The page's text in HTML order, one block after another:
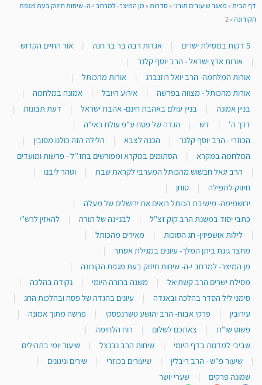
דף הבית»מאגר שיעורים תורני»סדרות»מן המיצר- למרחב י-ה- שיחות חיזוק בעת מגפת
הקורונה»
2
5 דקות במסילת ישרים | אגדות רבה בר בר חנה |
אור החיים הקדוש
|
אורות ארץ ישראל - הרב יוסף קלנר
|
אורות המלחמה- הרב יואל רוזנברג
| אורות מהכותל
|
אורות מהכותל - מצווה בפרשה
| אירוע היובל | אמונה במלחמה
|
בניין אמונה
| בניין עולם באהבת חינם- אהבת ישראל | דעת תבונות
|
דרך ה'
| דש | הגדה של פסח ע"פ עולת ראי"ה
|
הכוזרי - הרב יוסף קלנר
| הכנה לצבא | הלילה הזה כולנו מסובין
|
המלחמה במקרא
|
הסתומים במקרא ומפורשים בחז''ל - פרשות ומועדים
|
הרב יגאל חבשוש מהכותל המערבי לקראת שבת | וטהר ליבנו
|
חיזוק לתפילה
| טוחן
|
ירושמימה- מישיבת הכותל רואים את ירושלים של מעלה
|
כתבי יסוד במשנת הרב קוק זצ"ל
| לבניינה של תורה |
להאזין לרש"י
|
לילות אושפיזין- חג הסוכות | מאירים מהכותל
|
מחצר גינת ביתן המלך- עיונים במגילת אסתר
|
מן המיצר- למרחב י-ה- שיחות חיזוק בעת מגפת הקורונה
|
מסילת ישרים הרב קשתיאל
| משנה ברורה היומי | נקודה בהלכה
|
סימני ליל הסדר בהלכה ובאגדה
| עיונים בהגדה של פסח ובהלכות החג
|
עירובין
| פרקי אבות- הרב יהושע טשרנפסקי | פרשה מתוך אמונה
|
פשוט שו"ת
| צאתכם לשלום | רוח הלחימה
|
שביבי למדנות בדף היומי
| שיחות הרב נבנצל |
שיעור יומי בתהילים
|
שיעור פ"ש - הרב ריבלין | שיעורים בכוזרי | שירים וניגונים
|
שמונה פרקים
| שערי יושר